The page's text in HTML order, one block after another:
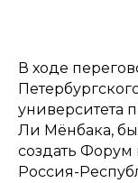
В ходе
университета
Ли Мёнбака,
создать Форум
Россия-